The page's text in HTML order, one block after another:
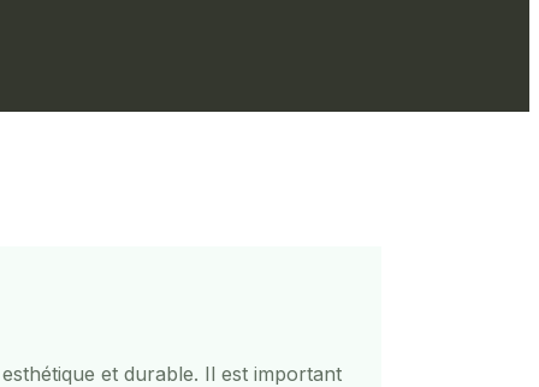
et durable. Il est important